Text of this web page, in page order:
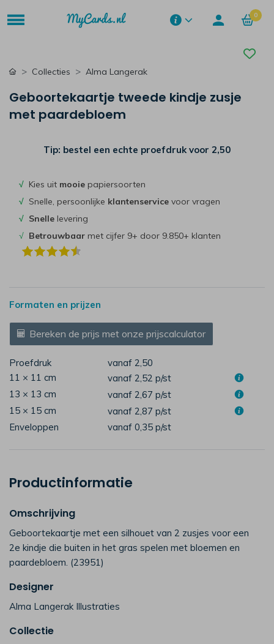
0
Collecties Alma Langerak
Geboortekaartje tweede kindje zusje
met paardebloem
Tip: bestel een echte proefdruk voor 2,50
√ Kies uit mooie papiersoorten
√ Snelle, persoonlijke klantenservice voor vragen
√ Snelle levering
√ Betrouwbaar met cijfer 9+ door 9.850+ klanten
Formaten en prijzen
Bereken de prijs met onze prijscalculator
Proefdruk
vanaf 2,50
11 × 11 cm
vanaf 2,52 p/st
13 × 13 cm
vanaf 2,67 p/st
15 × 15 cm
vanaf 2,87 p/st
Enveloppen
vanaf 0,35 p/st
Productinformatie
Omschrijving
Geboortekaartje met een silhouet van 2 zusjes voor een
2e kindje die buiten in het gras spelen met bloemen en
paardebloem. (23951)
Designer
Alma Langerak Illustraties
Collectie